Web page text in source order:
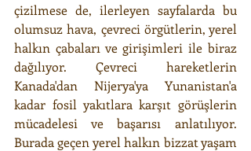
çizilmese de, ilerleyen sayfalarda bu
olumsuz hava, çevreci örgütlerin, yerel
halkın çabaları ve girişimleri ile biraz
dağılıyor. Çevreci hareketlerin
Kanada'dan Nijerya'ya Yunanistan'a
kadar fosil yakıtlara karşıt görüşlerin
mücadelesi ve başarısı anlatılıyor.
Burada geçen yerel halkın bizzat yaşam